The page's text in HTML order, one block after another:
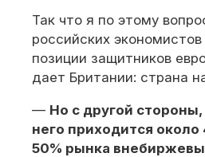
Так что я по этому
российских
позиции защитников
дает Британии: страна
— Но с другой
него приходится
50% рынка